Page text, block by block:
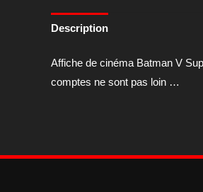
Description
Affiche de cinéma Batman V
comptes ne sont pas loin …